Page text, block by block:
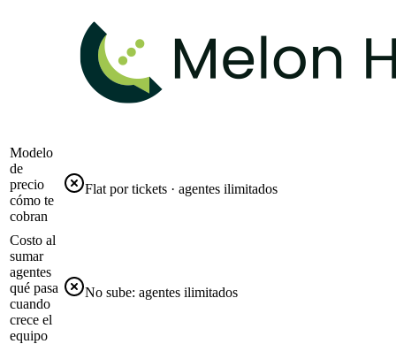
Modelo
de
precio
cómo te
cobran
Flat por tickets · agentes ilimitados
Costo al
sumar
agentes
qué pasa
cuando
crece el
equipo
No sube: agentes ilimitados